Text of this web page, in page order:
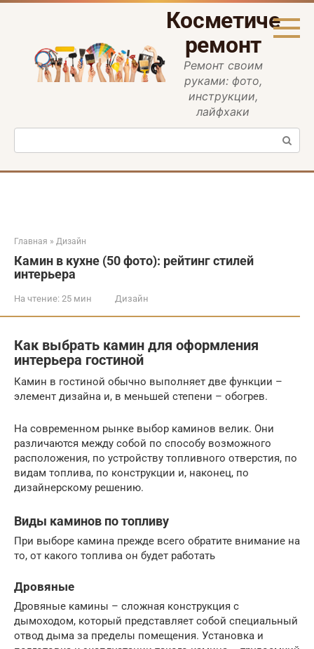
Перейти
ремонт
Ремонт своим
руками: фото,
инструкции,
лайфхаки
Поиск:
Главная » Дизайн
Камин в кухне (50 фото): рейтинг стилей
интерьера
На чтение: 25 мин Дизайн
Как выбрать камин для оформления
интерьера гостиной
Камин в гостиной обычно выполняет две функции –
элемент дизайна и, в меньшей степени – обогрев.
На современном рынке выбор каминов велик. Они
различаются между собой по способу возможного
расположения, по устройству топливного отверстия, по
видам топлива, по конструкции и, наконец, по
дизайнерскому решению.
Виды каминов по топливу
При выборе камина прежде всего обратите внимание на
то, от какого топлива он будет работать
Дровяные
Дровяные камины – сложная конструкция с
дымоходом, который представляет собой специальный
отвод дыма за пределы помещения. Установка и